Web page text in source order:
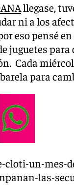
llegase,
ni a los
eso pensé
juguetes
Cada
para
cloti-un-mes-
las-